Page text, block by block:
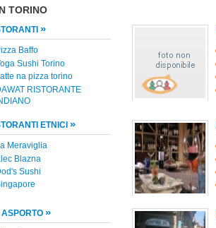
TORINO
»
Baffo
Sushi Torino
na pizza torino
RISTORANTE
ETNICI »
Meraviglia
Blazna
Sushi
ASPORTO »